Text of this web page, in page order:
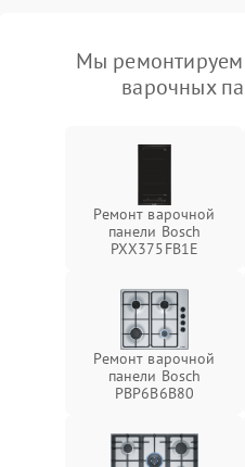
Мы
варочных
Ремонт варочной
панели Bosch
PXX375FB1E
Ремонт варочной
панели Bosch
PBP6B6B80